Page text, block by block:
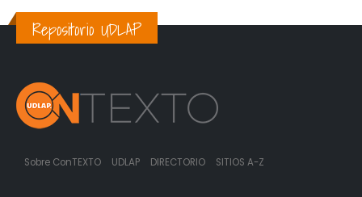
Repositorio UDLAP
Sobre ConTEXTO UDLAP DIRECTORIO SITIOS A-Z